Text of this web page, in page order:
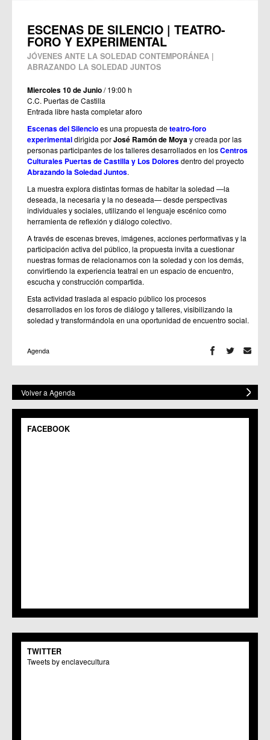
ESCENAS DE SILENCIO | TEATRO-
FORO Y EXPERIMENTAL
JÓVENES ANTE LA SOLEDAD CONTEMPORÁNEA |
ABRAZANDO LA SOLEDAD JUNTOS
Miercoles 10 de Junio/ 19:00 h
C.C. Puertas de Castilla
Entrada libre hasta completar aforo
Escenas del Silencioes una propuesta deteatro-foro
experimentaldirigida porJosé Ramón de Moyaycreada por las
personas participantes de los talleres desarrollados en losCentros
Culturales Puertas de Castilla y Los Doloresdentro del proyecto
Abrazando la Soledad Juntos.
La muestra explora distintas formas de habitar la soledad —la
deseada, la necesaria y la no deseada— desde perspectivas
individuales y sociales, utilizando el lenguaje escénico como
herramienta de reflexión y diálogo colectivo.
A través de escenas breves, imágenes, acciones performativas y la
participación activa del público, la propuesta invita a cuestionar
nuestras formas de relacionarnos con la soledad y con los demás,
convirtiendo la experiencia teatral en un espacio de encuentro,
escucha y construcción compartida.
Esta actividad traslada al espacio público los procesos
desarrollados en los foros de diálogo y talleres, visibilizando la
soledad y transformándola en una oportunidad de encuentro social.
Agenda
Volver a Agenda
FACEBOOK
TWITTER
Tweets by enclavecultura